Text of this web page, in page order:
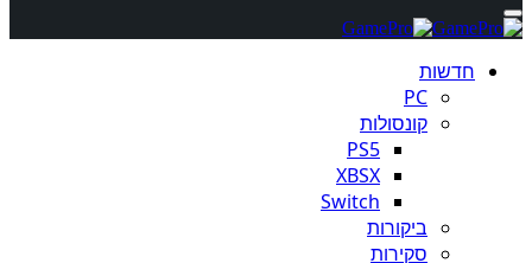
חדשות
PC
קונסולות
PS5
XBSX
Switch
ביקורות
סקירות